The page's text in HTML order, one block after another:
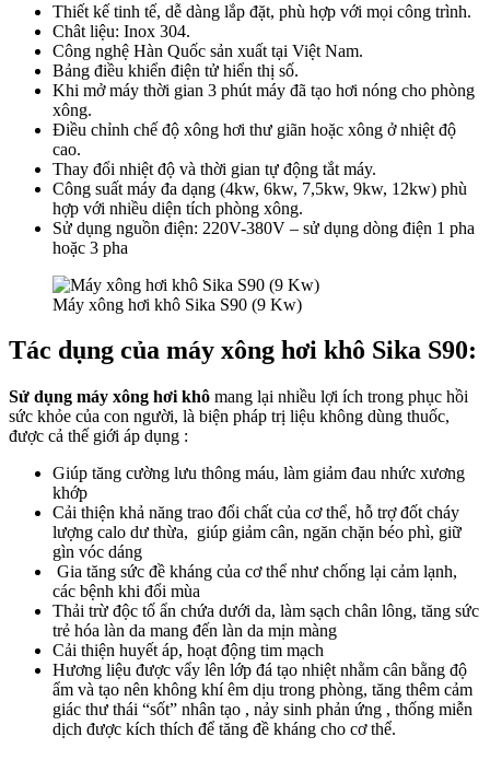
Thiết kế tinh tế, dễ dàng lắp đặt, phù hợp với mọi công trình.
Chât liệu: Inox 304.
Công nghệ Hàn Quốc sản xuất tại Việt Nam.
Bảng điều khiển điện tử hiển thị số.
Khi mở máy thời gian 3 phút máy đã tạo hơi nóng cho phòng
xông.
Điều chỉnh chế độ xông hơi thư giãn hoặc xông ở nhiệt độ
cao.
Thay đổi nhiệt độ và thời gian tự động tắt máy.
Công suất máy đa dạng (4kw, 6kw, 7,5kw, 9kw, 12kw) phù
hợp với nhiều diện tích phòng xông.
Sử dụng nguồn điện: 220V-380V – sử dụng dòng điện 1 pha
hoặc 3 pha
Máy xông hơi khô Sika S90 (9 Kw)
Tác dụng của máy xông hơi khô Sika S90:
Sử dụng máy xông hơi khô mang lại nhiều lợi ích trong phục hồi
sức khỏe của con người, là biện pháp trị liệu không dùng thuốc,
được cả thế giới áp dụng :
Giúp tăng cường lưu thông máu, làm giảm đau nhức xương
khớp
Cải thiện khả năng trao đổi chất của cơ thể, hỗ trợ đốt cháy
lượng calo dư thừa, giúp giảm cân, ngăn chặn béo phì, giữ
gìn vóc dáng
Gia tăng sức đề kháng của cơ thể như chống lại cảm lạnh,
các bệnh khi đổi mùa
Thải trừ độc tố ẩn chứa dưới da, làm sạch chân lông, tăng sức
trẻ hóa làn da mang đến làn da mịn màng
Cải thiện huyết áp, hoạt động tim mạch
Hương liệu được vẩy lên lớp đá tạo nhiệt nhằm cân bằng độ
ẩm và tạo nên không khí êm dịu trong phòng, tăng thêm cảm
giác thư thái “sốt” nhân tạo , nảy sinh phản ứng , thống miễn
dịch được kích thích để tăng đề kháng cho cơ thể.